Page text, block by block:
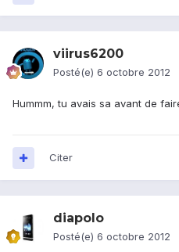
viirus6200
Posté(e) 6 octobre 2012
Hummm, tu avais sa avant de
Citer
diapolo
Posté(e) 6 octobre 2012